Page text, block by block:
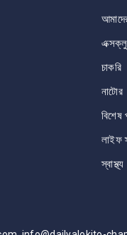
চাকরি
নাটোর
বিশেষ
লাইফ
স্বাস্থ্য